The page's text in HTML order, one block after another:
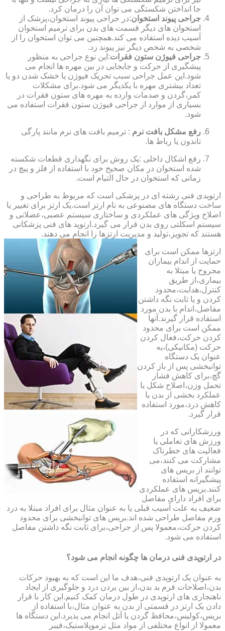
جا انداختن شکستگی می توان آن را درمان کرد.
جراحی پیوند استخوان:در جراحی پیوند استخوان،پزشک از
استخوان های دیگر قسمت های بدن برای ترمیم استخوان
آسیب دیده استفاده می کند.همچنین می توان استخوان را از
شخصی به شخص دیگر نیز پیوند زد.
جراحی فیوژن ستون فقرات:این نوع جراحی به منظور
پیشگیری از حرکت و جابجایی در بین مهره ها انجام می
شود.این عمل جراحی سبب تحریک فیوژن یا خشک شدن دو یا
تعداد بیشتری مهره با یکدیگر می شود.برای مشکلات
کمر،گردن و صدمات وارده به مهره های ستون فقرات در
بسیاری از موارد از جراحی فیوژن ستون فقرات استفاده می
شود.
رفع مشکل بافت نرم : ترمیم بافت های نرم مانند پارگی
تاندون یا رباط ها.
رفع اشکال داخلی :یک روش برای نگهداری قطعات شکسته
شده استخوان در مکان صحیح خود با استفاده از فلز و پیچ در
زمانی که استخوان در حال التیام است.
ارتوپدی فنی رشته ای در پزشکی است که مربوط به طراحی و
ساخت دستگاه های مصنوعی به نام ارتز است.یک ارتز برای تغییر یا
اصلاح ویژگی های عملکردی و ساختاری سیستم عصبی،عضلانی و
سیستم اسکلتی روی بدن قرار می گیرد.ارتوپد های فنی پزشکانی
هستند که تجویز،تولید و مدیریت ارتزها را انجام می دهند.
ارتزها ممکن است برای
حمایت از اندام بیماران
مجروح یا مبتلا به
بیماری،از طریق
کنترل،هدایت،محدود
کردن و یا ثابت نگه داشتن
مفاصل،اندام یا بدن مورد
استفاده قرار گیرند.آنها
ممکن است برای محدود
کردن حرکت،فعال کردن
حرکت (مکانیکی)،به
عنوان یک دستگاه
توانبخشی پس از باز کردن
گچ،برای کاهش فشار
تحمل وزن،اصلاح شکل یا
عملکرد بخشی از بدن یا
کاهش درد،مورد استفاده
قرار گیرد.
ورزشکارانی که در
ورزش های تعاملی یا
فعالیت های خطرناک
مشارکت می کنند،می
توانند از بریس های
پیشگیرانه استفاده
کنند.بریس های عملکردی
برای افراد دارای مفاصل
ضعیف به علت آسیب قبلی یا به عنوان مثال برای افراد مبتلا به درد
ورم مفاصل طراحی شده اند.بریس های توانبخشی برای محدود
کردن حرکت،معمولا پس از جراحی،برای ثابت نگه داشتن مفاصل
استفاده می شود.
در ارتوپدی فنی درمان ها چگونه انجام می شود؟
به عنوان یک ارتوپدی فنی،هدف ما این است که به بهبود حرکات
بدن،اصلاحات فرم بد بدن،از بین بردن درد و جلوگیری از ایجاد
ناهنجاری های ارتوپدی در طول درمان کمک کنیم.این کار با قرار
دادن یک ارتز در قسمتی از بدن به عنوان مثال،با استفاده از
بریس،کولیس،محافظ گردن یا آتل انجام می پذیرد.این دستگاه ها
معمولا از انواع مختلفی از مواد مثل ترموپلاستیک،فیبر